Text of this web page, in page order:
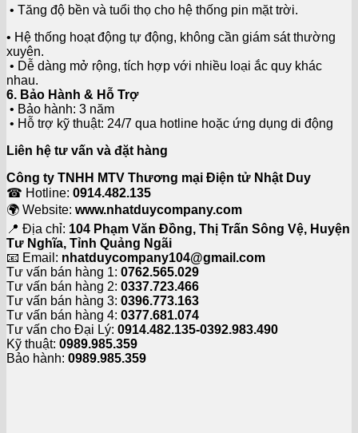
• Tăng độ bền và tuổi thọ cho hệ thống pin mặt trời.
• Hệ thống hoạt động tự động, không cần giám sát thường
xuyên.
• Dễ dàng mở rộng, tích hợp với nhiều loại ắc quy khác
nhau.
6. Bảo Hành & Hỗ Trợ
• Bảo hành: 3 năm
• Hỗ trợ kỹ thuật: 24/7 qua hotline hoặc ứng dụng di động
Liên hệ tư vấn và đặt hàng
Công ty TNHH MTV Thương mại Điện tử Nhật Duy
☎ Hotline: 0914.482.135
🌍 Website: www.nhatduycompany.com
📍 Địa chỉ: 104 Phạm Văn Đồng, Thị Trấn Sông Vệ, Huyện
Tư Nghĩa, Tỉnh Quảng Ngãi
📧 Email: nhatduycompany104@gmail.com
Tư vấn bán hàng 1: 0762.565.029
Tư vấn bán hàng 2: 0337.723.466
Tư vấn bán hàng 3: 0396.773.163
Tư vấn bán hàng 4: 0377.681.074
Tư vấn cho Đại Lý: 0914.482.135-0392.983.490
Kỹ thuật: 0989.985.359
Bảo hành: 0989.985.359